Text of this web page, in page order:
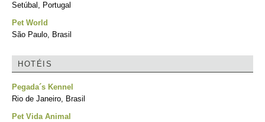
Setúbal, Portugal
Pet World
São Paulo, Brasil
HOTÉIS
Pegada´s Kennel
Rio de Janeiro, Brasil
Pet Vida Animal